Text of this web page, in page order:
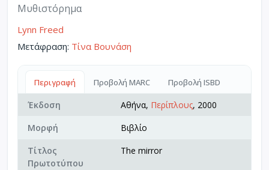
Μυθιστόρημα
Lynn Freed
Μετάφραση: Τίνα Βουνάση
Περιγραφή Προβολή MARC Προβολή ISBD
Έκδοση Αθήνα, Περίπλους, 2000
Μορφή
Βιβλίο
Τίτλος
Πρωτοτύπου
The mirror